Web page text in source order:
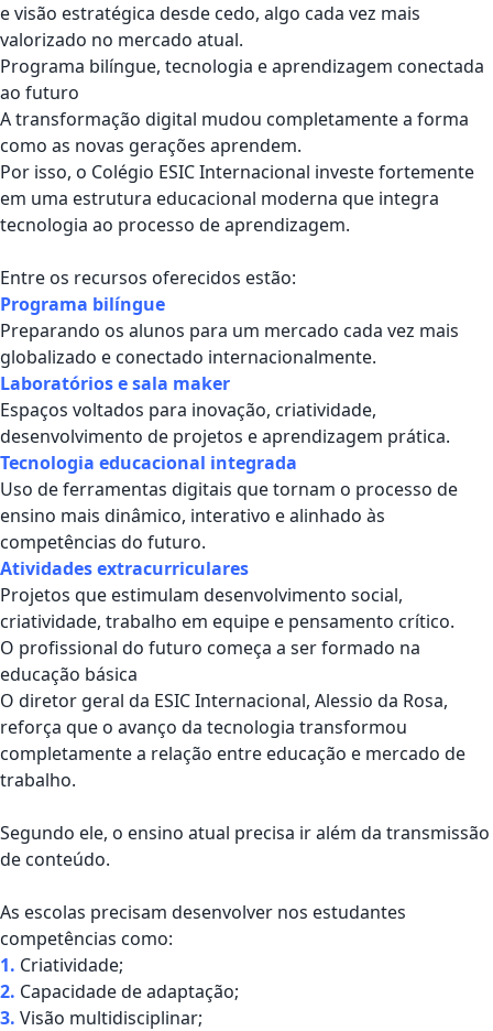
e visão estratégica desde cedo, algo cada vez mais
valorizado no mercado atual.
Programa bilíngue, tecnologia e aprendizagem conectada
ao futuro
A transformação digital mudou completamente a forma
como as novas gerações aprendem.
Por isso, o Colégio ESIC Internacional investe fortemente
em uma estrutura educacional moderna que integra
tecnologia ao processo de aprendizagem.
Entre os recursos oferecidos estão:
Programa bilíngue
Preparando os alunos para um mercado cada vez mais
globalizado e conectado internacionalmente.
Laboratórios e sala maker
Espaços voltados para inovação, criatividade,
desenvolvimento de projetos e aprendizagem prática.
Tecnologia educacional integrada
Uso de ferramentas digitais que tornam o processo de
ensino mais dinâmico, interativo e alinhado às
competências do futuro.
Atividades extracurriculares
Projetos que estimulam desenvolvimento social,
criatividade, trabalho em equipe e pensamento crítico.
O profissional do futuro começa a ser formado na
educação básica
O diretor geral da ESIC Internacional, Alessio da Rosa,
reforça que o avanço da tecnologia transformou
completamente a relação entre educação e mercado de
trabalho.
Segundo ele, o ensino atual precisa ir além da transmissão
de conteúdo.
As escolas precisam desenvolver nos estudantes
competências como:
1. Criatividade;
2. Capacidade de adaptação;
3. Visão multidisciplinar;